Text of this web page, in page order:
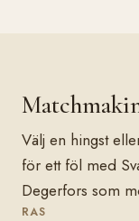
Välj en hingst
för ett föl med
Degerfors som
RAS